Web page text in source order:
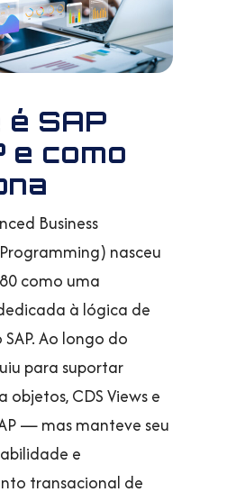
é SAP
e como
Business
nasceu
como uma
à lógica de
Ao longo do
para suportar
CDS Views e
— mas manteve seu
e
transacional de